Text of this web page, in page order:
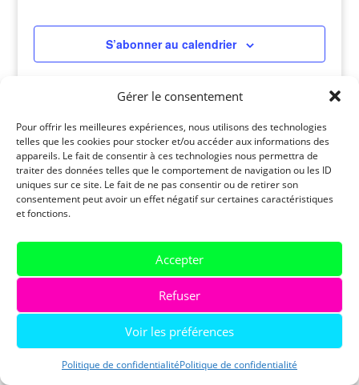
Gérer le consentement
Pour offrir les meilleures expériences, nous utilisons des technologies
telles que les cookies pour stocker et/ou accéder aux informations des
appareils. Le fait de consentir à ces technologies nous permettra de
traiter des données telles que le comportement de navigation ou les ID
uniques sur ce site. Le fait de ne pas consentir ou de retirer son
consentement peut avoir un effet négatif sur certaines caractéristiques
et fonctions.
Accepter
Refuser
Voir les préférences
Politique de confidentialitéPolitique de confidentialité
S’abonner au calendrier
Soutenez-nous!
Devenir membre
Médiathèque
Calendrier
Tous droits réservés – ©Alternatives-Dettes, 2026 | Webdesign
Blackpepper Studio